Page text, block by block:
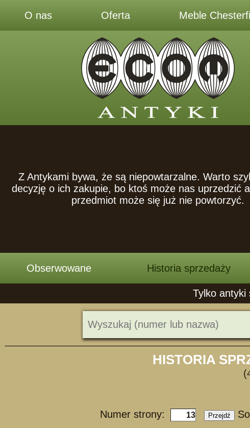
O nas Oferta Meble
Z Antykami bywa, że są niepowtarzalne. Warto
decyzję o ich zakupie, bo ktoś może nas uprzedzić
przedmiot może się już nie powtorzyć.
Obserwowane Historia sprzedaży
Tylko antyki
HISTORIA
Numer strony: Przejdź